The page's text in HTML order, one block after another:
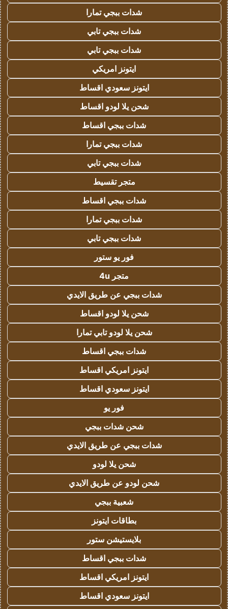
شدات ببجي تمارا
شدات ببجي تابي
شدات ببجي تابي
ايتونز امريكي
ايتونز سعودي اقساط
شحن يلا لودو اقساط
شدات ببجي اقساط
شدات ببجي تمارا
شدات ببجي تابي
متجر تقسيط
شدات ببجي اقساط
شدات ببجي تمارا
شدات ببجي تابي
فور يو ستور
متجر 4u
شدات ببجي عن طريق الايدي
شحن يلا لودو اقساط
شحن يلا لودو تابي تمارا
شدات ببجي اقساط
ايتونز امريكي اقساط
ايتونز سعودي اقساط
فور يو
شحن شدات ببجي
شدات ببجي عن طريق الايدي
شحن يلا لودو
شحن لودو عن طريق الايدي
شعبية ببجي
بطاقات ايتونز
بلايستيشن ستور
شدات ببجي اقساط
ايتونز امريكي اقساط
ايتونز سعودي اقساط